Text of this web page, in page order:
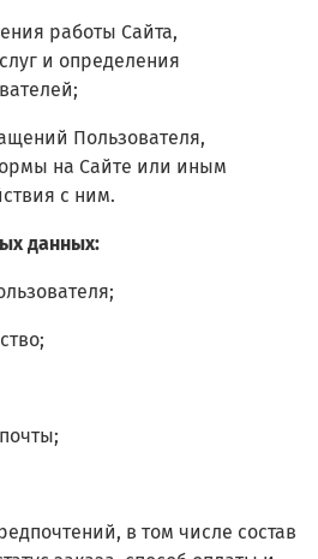
работы Сайта,
и определения
Пользователя,
на Сайте или иным
с ним.
данных:
в том числе состав